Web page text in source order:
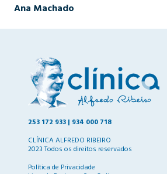
Ana Machado
253 172 933 | 934 000 718
CLÍNICA ALFREDO RIBEIRO
2023 Todos os direitos reservados
Política de Privacidade